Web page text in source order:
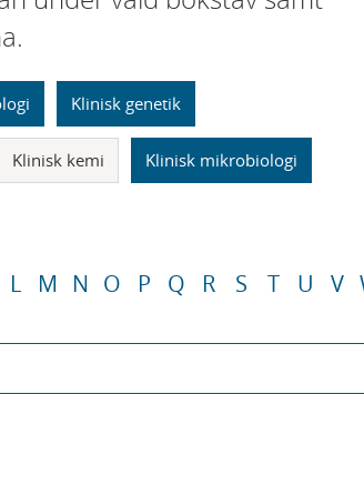
Klinisk genetik
Klinisk kemi Klinisk mikrobiologi
L M N O P Q R S T U V